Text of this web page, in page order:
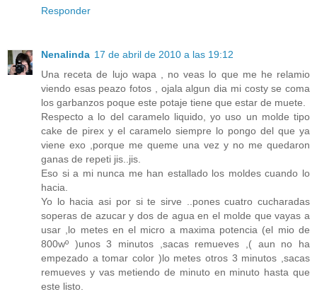
Responder
Nenalinda 17 de abril de 2010 a las 19:12
Una receta de lujo wapa , no veas lo que me he relamio
viendo esas peazo fotos , ojala algun dia mi costy se coma
los garbanzos poque este potaje tiene que estar de muete.
Respecto a lo del caramelo liquido, yo uso un molde tipo
cake de pirex y el caramelo siempre lo pongo del que ya
viene exo ,porque me queme una vez y no me quedaron
ganas de repeti jis..jis.
Eso si a mi nunca me han estallado los moldes cuando lo
hacia.
Yo lo hacia asi por si te sirve ..pones cuatro cucharadas
soperas de azucar y dos de agua en el molde que vayas a
usar ,lo metes en el micro a maxima potencia (el mio de
800wº )unos 3 minutos ,sacas remueves ,( aun no ha
empezado a tomar color )lo metes otros 3 minutos ,sacas
remueves y vas metiendo de minuto en minuto hasta que
este listo.